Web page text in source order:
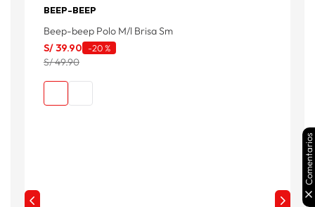
BEEP-BEEP
Beep-beep Polo M/l Brisa Sm
S/39.90 -20 %
S/ 49.90
Comentarios